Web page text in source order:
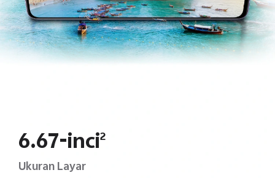
6.67-inci2
Ukuran Layar